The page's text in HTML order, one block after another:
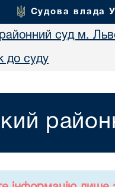
Судова влада
суд м.
до суду